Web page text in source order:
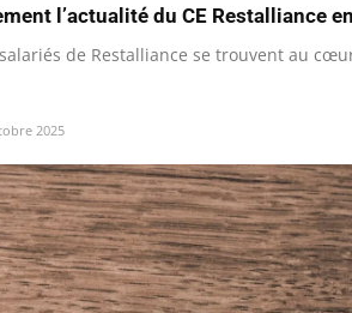
l’actualité du CE Restalliance
de Restalliance se trouvent au
2025